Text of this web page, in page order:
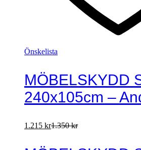
Önskelista
MÖBELSKYDD
240x105cm –
1.215 kr1.350kr